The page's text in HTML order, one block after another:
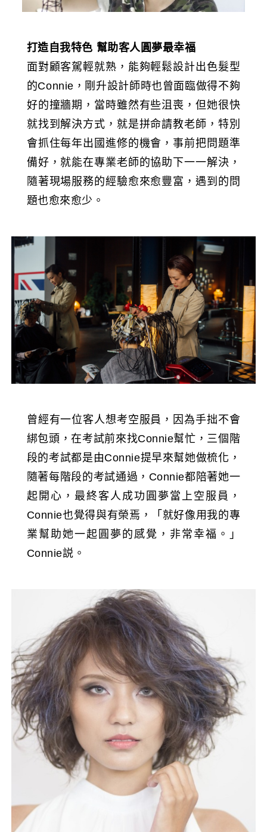
打造自我特色 幫助客人圓夢最幸福
面對顧客駕輕就熟，能夠輕鬆設計出色髮型
的Connie，剛升設計師時也曾面臨做得不夠
好的撞牆期，當時雖然有些沮喪，但她很快
就找到解決方式，就是拼命請教老師，特別
會抓住每年出國進修的機會，事前把問題準
備好，就能在專業老師的協助下一一解決，
隨著現場服務的經驗愈來愈豐富，遇到的問
題也愈來愈少。
曾經有一位客人想考空服員，因為手拙不會
綁包頭，在考試前來找Connie幫忙，三個階
段的考試都是由Connie提早來幫她做梳化，
隨著每階段的考試通過，Connie都陪著她一
起開心，最終客人成功圓夢當上空服員，
Connie也覺得與有榮焉，「就好像用我的專
業幫助她一起圓夢的感覺，非常幸福。」
Connie説。